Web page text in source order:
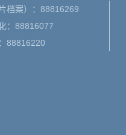
档案）：88816269
：88816077
88816220